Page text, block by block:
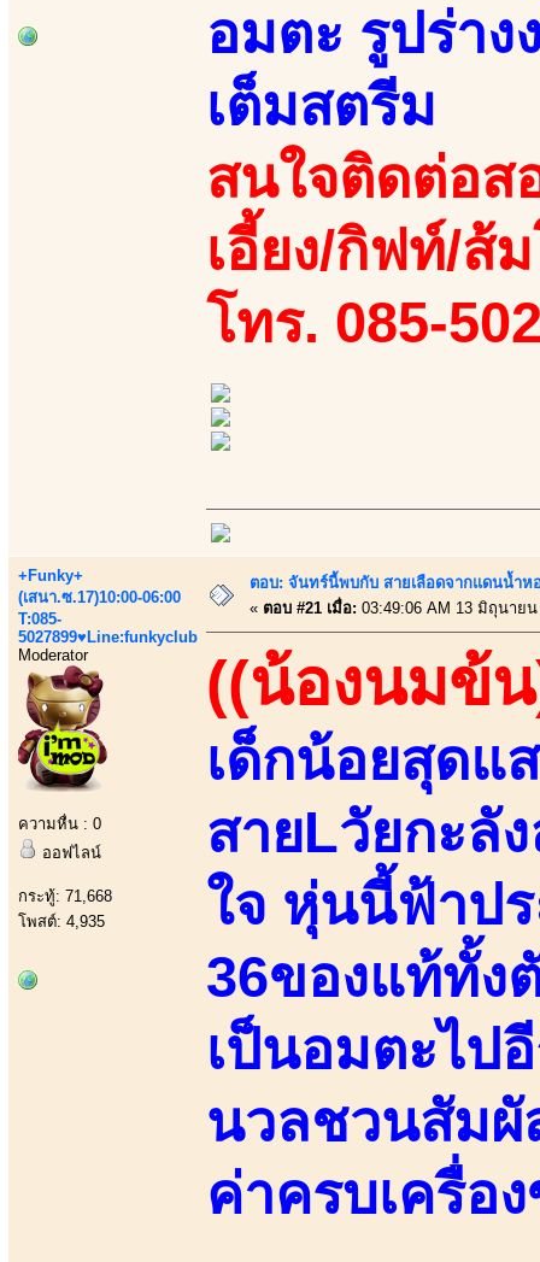
อมตะ รูปร่า
เต็มสตรีม
สนใจติดต่อส
เอี้ยง/กิฟท์/ส้
โทร. 085-
+Funky+
(เสนา.ซ.17)10:00-06:00
T:085-
5027899♥Line:funkyclub
Moderator
ความหื่น : 0
ออฟไลน์
กระทู้: 71,668
โพสต์: 4,935
ตอบ: จันทร์นี้พบกับ สายเลือดจากแดนน้ำ
« ตอบ #21 เมื่อ: 03:49:06 AM 13 มิถุนายน
((น้องนมข้
เด็กน้อยสุดแ
สายLวัยกะลั
ใจ หุ่นนี้ฟ้าป
36ของแท้ทั้ง
เป็นอมตะไป
นวลชวนสัมผั
ค่าครบเครื่อ